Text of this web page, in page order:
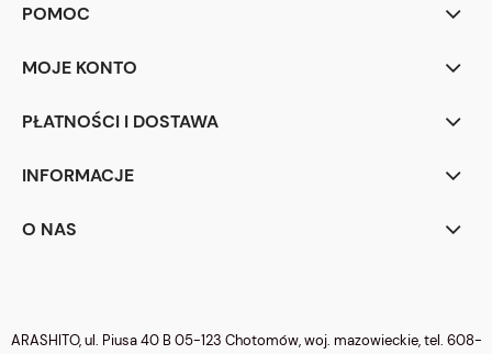
POMOC
MOJE KONTO
PŁATNOŚCI I DOSTAWA
INFORMACJE
O NAS
ARASHITO, ul. Piusa 40 B 05-123 Chotomów, woj. mazowieckie, tel. 608-